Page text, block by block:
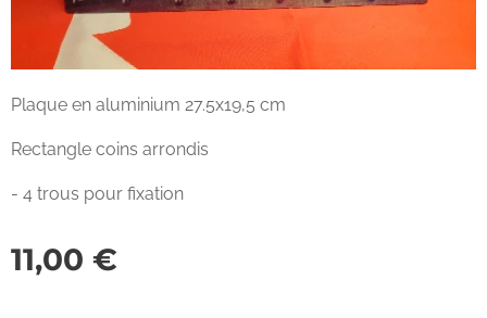
Plaque en aluminium 27.5x19,5 cm
Rectangle coins arrondis
- 4 trous pour fixation
11,00 €